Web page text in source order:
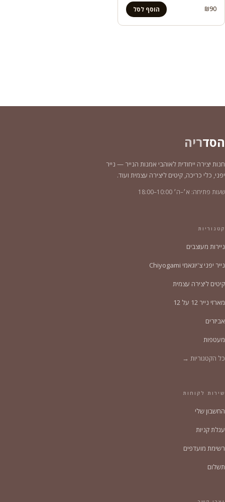
₪90 הוסף לסל
הסדריה
חנות יצירה ייחודית לאוהבי אמנות הנייר — נייר
יפני, כלי כריכה, קיטים ליצירה עצמית ועוד.
שעות פתיחה: א׳–ה׳ 10:00–18:00
קטגוריות
ניירות מעוצבים
נייר יפני צ'יוגאמי Chiyogami
קיטים ליצירה עצמית
מארזי נייר 12 על 12
אביזרים
מעטפות
כל הקטגוריות →
שירות לקוחות
החשבון שלי
עגלת קניות
רשימת מועדפים
תשלום